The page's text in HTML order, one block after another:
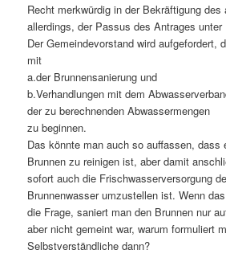
Recht merkwürdig in der Bekräftigung
allerdings, der Passus des Antrages unter
Der Gemeindevorstand wird aufgefordert,
mit
a.der Brunnensanierung und
b.Verhandlungen mit dem
der zu berechnenden Abwassermengen
zu beginnen.
Das könnte man auch so auffassen, dass
Brunnen zu reinigen ist, aber damit
sofort auch die Frischwasserversorgung
Brunnenwasser umzustellen ist. Wenn
die Frage, saniert man den Brunnen nur
aber nicht gemeint war, warum formuliert
Selbstverständliche dann?